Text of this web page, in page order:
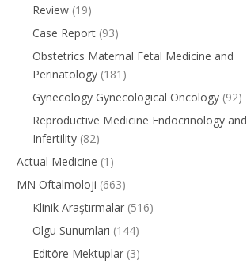
Review (19)
Case Report (93)
Obstetrics Maternal Fetal Medicine and
Perinatology (181)
Gynecology Gynecological Oncology (92)
Reproductive Medicine Endocrinology and
Infertility (82)
Actual Medicine (1)
MN Oftalmoloji (663)
Klinik Araştırmalar (516)
Olgu Sunumları (144)
Editöre Mektuplar (3)